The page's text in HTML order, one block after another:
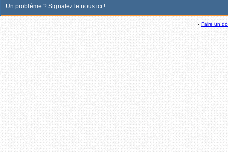
Un problème ? Signalez le nous ici !
-Faire un